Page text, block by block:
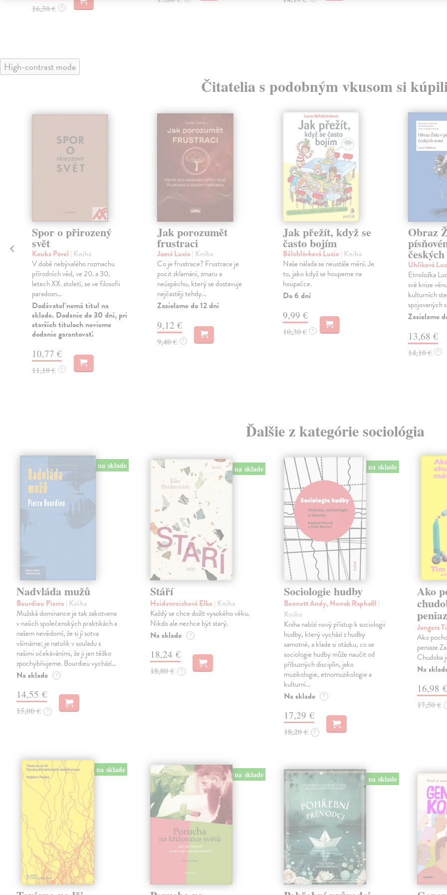
16,50 € ?
High-contrast mode
Čitatelia s podobným vkusom si
Spor o přirozený
svět
Kouba Pavel | Kniha
V době nebývalého rozmachu
přírodních věd, ve 20. a 30.
letech XX. století, se ve filosofii
paradoxn...
Dodávateľ nemá titul na
sklade. Dodanie do 30 dní, pri
starších tituloch nevieme
dodanie garantovať.
10,77 €
11,10 € ?
Jak porozumět
frustraci
Jasná Lucie | Kniha
Co je frustrace? Frustrace je
pocit zklamání, zmaru a
neúspěchu, který se dostavuje
nejčastěji tehdy...
Zasielame do 12 dní
9,12 €
9,40 € ?
Jak přežít, když se
často bojím
Bělohlávková Lucie | Kniha
Naše nálada se neustále mění. Je
to, jako když se houpeme na
houpačce.
Do 6 dní
9,99 €
10,30 € ?
Obraz
Uhlíková
Etnoložka
své knize
kulturních
spojovaných
Zasielame
13,68 €
14,10 € ?
Ďalšie z kategórie sociológia
na sklade
Nadvláda mužů
Bourdieu Pierre | Kniha
Mužská dominance je tak zakotvena
v našich společenských praktikách a
našem nevědomí, že si jí sotva
všímáme; je natolik v souladu s
našimi očekáváními, že ji jen těžko
zpochybňujeme. Bourdieu vychází…
Na sklade ?
14,55 €
15,00 € ?
na sklade
Stáří
Heidenreichová Elke | Kniha
Každý se chce dožít vysokého věku.
Nikdo ale nechce být starý.
Na sklade ?
18,24 €
18,80 € ?
na sklade
Sociologie hudby
Bennett Andy, Nowak Raphaël |
Kniha
Kniha nabízí nový přístup k sociologii
hudby, který vychází z hudby
samotné, a klade si otázku, co se
sociologie hudby může naučit od
příbuzných disciplín, jako
muzikologie, etnomuzikologie a
kulturní…
Na sklade ?
17,29 €
18,20 € ?
Ako
Jongers
Ako
peniaze
Chudoba
Na
16,98
17,50 €
na sklade na sklade na sklade